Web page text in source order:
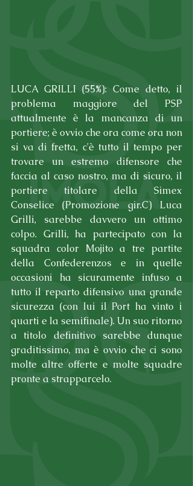
LUCA GRILLI (55%): Come detto, il
problema maggiore del PSP
attualmente è la mancanza di un
portiere; è ovvio che ora come ora non
si va di fretta, c'è tutto il tempo per
trovare un estremo difensore che
faccia al caso nostro, ma di sicuro, il
portiere titolare della Simex
Conselice (Promozione gir.C) Luca
Grilli, sarebbe davvero un ottimo
colpo. Grilli, ha partecipato con la
squadra color Mojito a tre partite
della Confederenzos e in quelle
occasioni ha sicuramente infuso a
tutto il reparto difensivo una grande
sicurezza (con lui il Port ha vinto i
quarti e la semifinale). Un suo ritorno
a titolo definitivo sarebbe dunque
graditissimo, ma è ovvio che ci sono
molte altre offerte e molte squadre
pronte a strapparcelo.